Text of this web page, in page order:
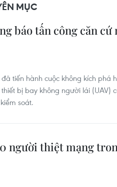
MỤC
báo tấn công căn cứ
tiến hành cuộc không kích phá
bị bay không người lái (UAV)
soát.
người thiệt mạng